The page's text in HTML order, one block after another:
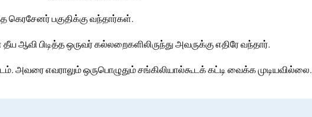
கெரசேனர் பகுதிக்கு வந்தார்கள்.
ஆவி பிடித்த ஒருவர் கல்லறைகளிலிருந்து அவருக்கு எதிரே வந்தார்.
அவரை எவராலும் ஒருபொழுதும் சங்கிலியால்கூடக் கட்டி வைக்க முடியவில்லை.